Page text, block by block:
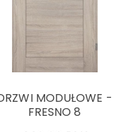
MODUŁOWE -
FRESNO 8